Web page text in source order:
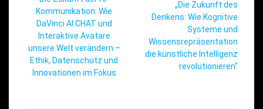
Beitrag:
Kommunikation: Wie
DaVinci AI CHAT und
Interaktive Avatare
unsere Welt verändern –
Ethik, Datenschutz und
Innovationen im Fokus
Nächster
Beitrag:
„Die Zukunft des
Denkens: Wie Kognitive
Systeme und
Wissensrepräsentation
die künstliche Intelligenz
revolutionieren“